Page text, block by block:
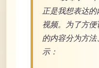
正是我想表达
视频。为了方
的内容分为方
示：